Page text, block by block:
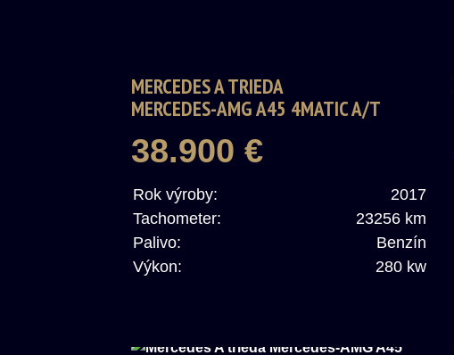
MERCEDES A TRIEDA
MERCEDES-AMG A45 4MATIC A/T
38.900 €
Rok výroby:
2017
Tachometer:
23256 km
Palivo:
Benzín
Výkon:
280 kw